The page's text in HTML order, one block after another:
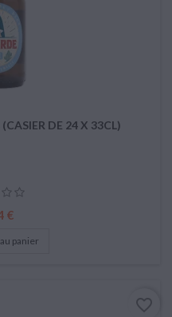
DE 24 X 33CL)
€
panier
favorite_border